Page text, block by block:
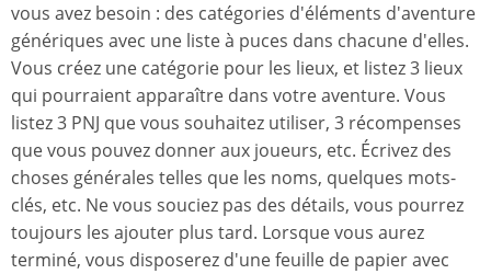
vous avez besoin : des catégories d'éléments d'aventure
génériques avec une liste à puces dans chacune d'elles.
Vous créez une catégorie pour les lieux, et listez 3 lieux
qui pourraient apparaître dans votre aventure. Vous
listez 3 PNJ que vous souhaitez utiliser, 3 récompenses
que vous pouvez donner aux joueurs, etc. Écrivez des
choses générales telles que les noms, quelques mots-
clés, etc. Ne vous souciez pas des détails, vous pourrez
toujours les ajouter plus tard. Lorsque vous aurez
terminé, vous disposerez d'une feuille de papier avec